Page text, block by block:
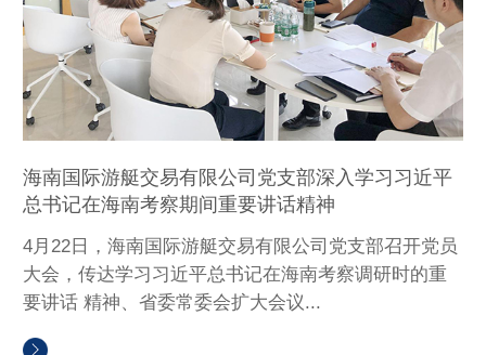
海南国际游艇交易有限公司党支部深入学习习近平
总书记在海南考察期间重要讲话精神
4月22日，海南国际游艇交易有限公司党支部召开党员
大会，传达学习习近平总书记在海南考察调研时的重
要讲话 精神、省委常委会扩大会议...